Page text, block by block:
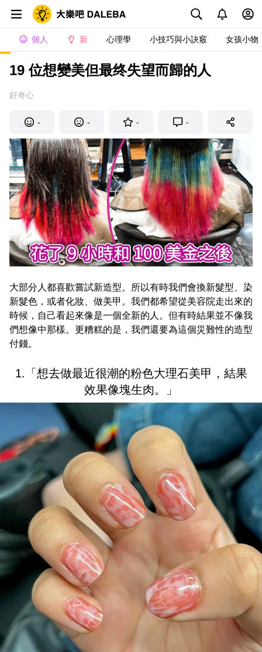
個人 新 心理學 小技巧與小訣竅 女孩小物
19 位想變美但最终失望而歸的人
好奇心
- - - -
大部分人都喜歡嘗試新造型。所以有時我們會換新髮型、染
新髮色，或者化妝、做美甲。我們都希望從美容院走出來的
時候，自己看起來像是一個全新的人。但有時結果並不像我
們想像中那樣。更糟糕的是，我們還要為這個災難性的造型
付錢。
1.「想去做最近很潮的粉色大理石美甲，結果
效果像塊生肉。」